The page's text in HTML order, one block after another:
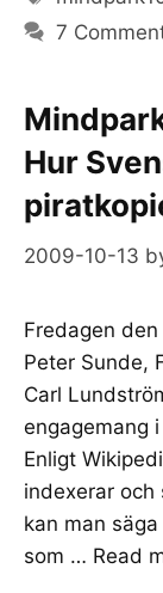
7
Hur
2009-10-13
Fredagen
Peter Sunde,
Carl
engagemang
Enligt
indexerar
kan man
som … Read